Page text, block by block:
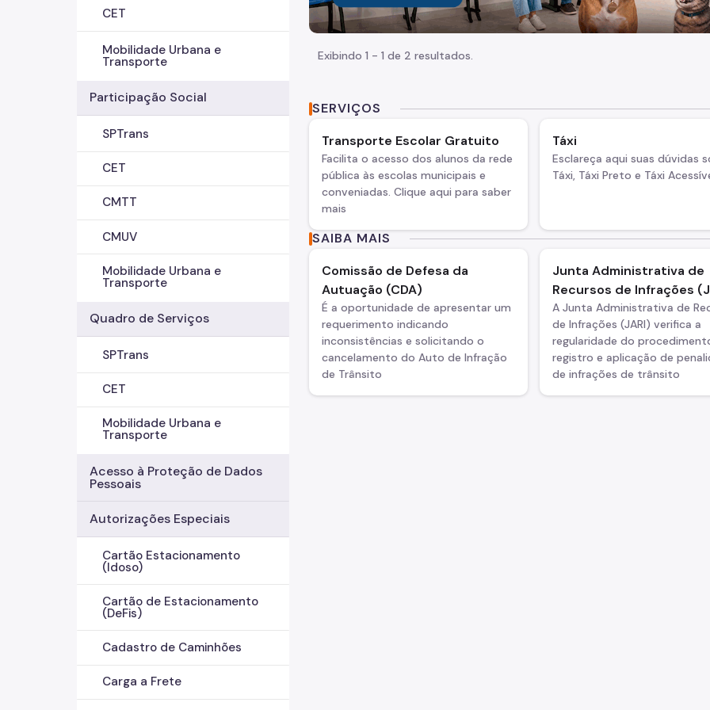
CET
Mobilidade Urbana e
Transporte
Participação Social
SPTrans
CET
CMTT
CMUV
Mobilidade Urbana e
Transporte
Quadro de Serviços
SPTrans
CET
Mobilidade Urbana e
Transporte
Acesso à Proteção de Dados
Pessoais
Autorizações Especiais
Cartão Estacionamento
(Idoso)
Cartão de Estacionamento
(DeFis)
Cadastro de Caminhões
Carga a Frete
Exibindo 1 - 1 de 2 resultados.
SERVIÇOS
Transporte Escolar Gratuito
Facilita o acesso dos alunos da rede
pública às escolas municipais e
conveniadas. Clique aqui para saber
mais
Táxi
Esclareça aqui suas dúvidas
Táxi, Táxi Preto e Táxi
SAIBA MAIS
Comissão de Defesa da
Autuação (CDA)
É a oportunidade de apresentar um
requerimento indicando
inconsistências e solicitando o
cancelamento do Auto de Infração
de Trânsito
Junta Administrativa de
Recursos de Infrações
A Junta Administrativa de
de Infrações (JARI) verifica a
regularidade do
registro e aplicação de
de infrações de trânsito